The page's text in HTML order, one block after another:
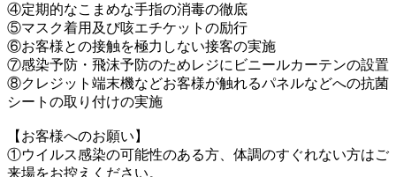
④定期的なこまめな手指の消毒の徹底
⑤マスク着用及び咳エチケットの励行
⑥お客様との接触を極力しない接客の実施
⑦感染予防・飛沫予防のためレジにビニールカーテンの設置
⑧クレジット端末機などお客様が触れるパネルなどへの抗菌
シートの取り付けの実施
【お客様へのお願い】
①ウイルス感染の可能性のある方、体調のすぐれない方はご
来場をお控えください。